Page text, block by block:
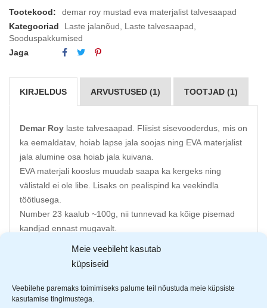
Meie veebileht kasutab
küpsiseid
Veebilehe paremaks toimimiseks palume teil nõustuda meie küpsiste
kasutamise tingimustega.
Tootekood:
demar roy mustad eva materjalist talvesaapad
Kategooriad
Laste jalanõud Laste talvesaapad
Sooduspakkumised
Jaga
KIRJELDUS ARVUSTUSED (1) TOOTJAD (1)
Demar Roy laste talvesaapad. Fliisist sisevooderdus, mis on
ka eemaldatav, hoiab lapse jala soojas ning EVA materjalist
jala alumine osa hoiab jala kuivana.
EVA materjali kooslus muudab saapa ka kergeks ning
välistald ei ole libe. Lisaks on pealispind ka veekindla
töötlusega.
Number 23 kaalub ~100g, nii tunnevad ka kõige pisemad
kandjad ennast mugavalt.
Pehme fliisvooder hoiab talvel jala soojas
Vooder on eelvormitud ning on lihtsasti eemaldatav
Lihtne jalga panna ning jalast ära võtta
Saapa riidest osa on veekindla töötlusega